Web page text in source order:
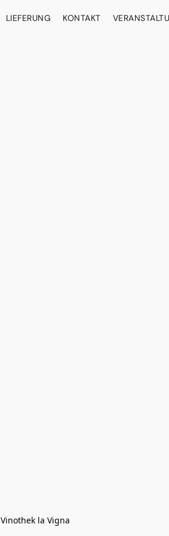
LIEFERUNG KONTAKT
Vinothek la Vigna